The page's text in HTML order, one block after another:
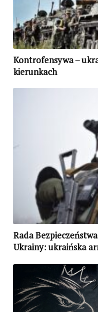
Kontrofensywa –
kierunkach
Rada
Ukrainy: ukraińska